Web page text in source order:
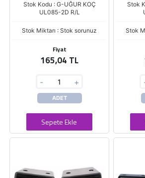
Stok Kodu : G-UĞUR KOÇ
UL085-2D R/L
Stok Miktarı : Stok sorunuz
Fiyat
165,04 TL
- +
ADET
Sepete Ekle
Stok
Stok